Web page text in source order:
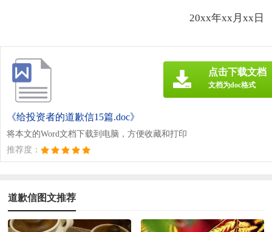
20xx年xx月xx日
《给投资者的道歉信15篇.doc》
将本文的Word文档下载到电脑，方便收藏和打印
推荐度：
点击下载文档
文档为doc格式
道歉信图文推荐